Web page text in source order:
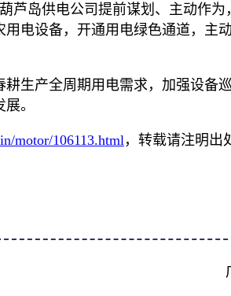
芦岛供电公司提前谋划、主动作
电设备，开通用电绿色通道，
耕生产全周期用电需求，加强设
。
motor/106113.html，转载请注明出